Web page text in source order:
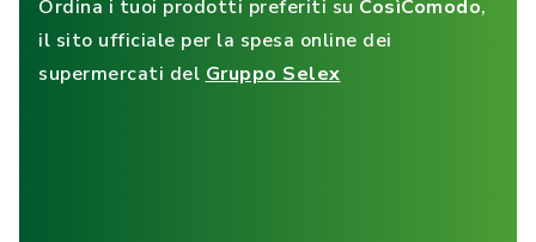
Ordina i tuoi prodotti preferiti su CosìComodo,
il sito ufficiale per la spesa online dei
supermercati del Gruppo Selex